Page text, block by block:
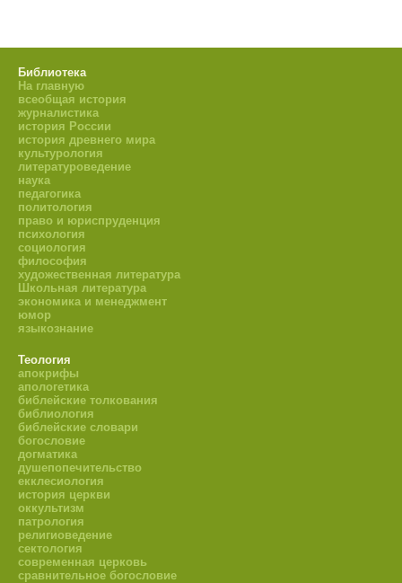
Библиотека
На главную
всеобщая история
журналистика
история России
история древнего мира
культурология
литературоведение
наука
педагогика
политология
право и юриспруденция
психология
социология
философия
художественная литература
Школьная литература
экономика и менеджмент
юмор
языкознание
Теология
апокрифы
апологетика
библейские толкования
библиология
библейские словари
богословие
догматика
душепопечительство
екклесиология
история церкви
оккультизм
патрология
религиоведение
сектология
современная церковь
сравнительное богословие